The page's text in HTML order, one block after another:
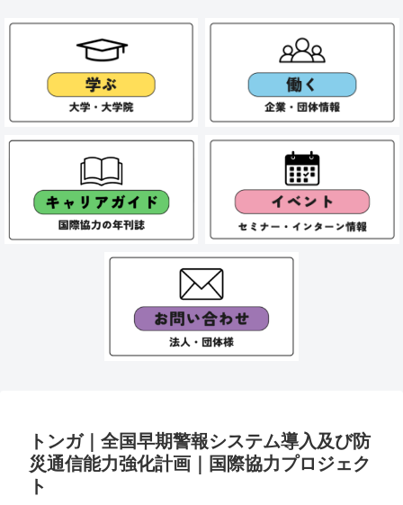
トンガ｜全国早期警報システム導入及び防
災通信能力強化計画｜国際協力プロジェク
ト